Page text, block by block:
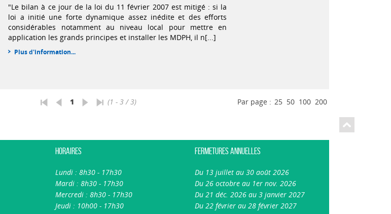
"Le bilan à ce jour de la loi du 11 février 2007 est mitigé : si la
loi a initié une forte dynamique assez inédite et des efforts
considérables notamment au niveau local pour mettre en
application les grands principes et installer les MDPH, il n[...]
Plus d'information...
1 (1 - 3 / 3) Par page : 25 50 100 200
Horaires
Lundi : 8h30 - 17h30
Mardi : 8h30 - 17h30
Mercredi : 8h30 - 17h30
Jeudi : 10h00 - 17h30
Fermetures annuelles
Du 13 juillet au 30 août 2026
Du 26 octobre au 1er nov. 2026
Du 21 déc. 2026 au 3 janvier 2027
Du 22 février au 28 février 2027